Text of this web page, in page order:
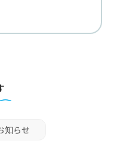
知らせ